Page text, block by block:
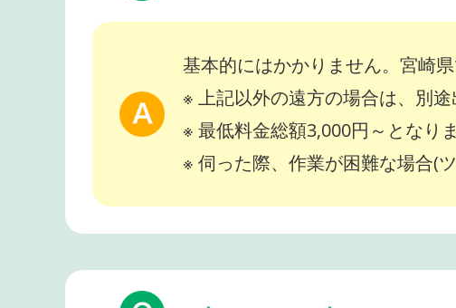
基本的にはかかりません。宮崎
※ 上記以外の遠方の場合は、別途
※ 最低料金総額3,000円～となりま
※ 伺った際、作業が困難な場合(